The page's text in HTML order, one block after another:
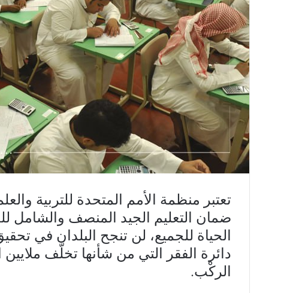
تعتبر منظمة الأمم المتحدة للتربية
ضمان التعليم الجيد المنصف والشامل
الحياة للجميع، لن تنجح البلدان في
دائرة الفقر التي من شأنها تخلّف
الركْب.